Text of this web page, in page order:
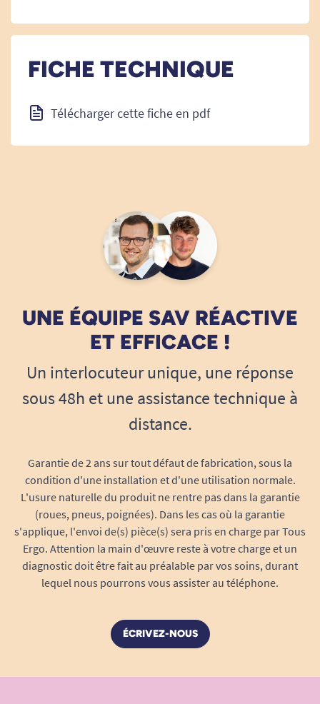
FICHE TECHNIQUE
Télécharger cette fiche en pdf
UNE ÉQUIPE SAV RÉACTIVE
ET EFFICACE !
Un interlocuteur unique, une réponse
sous 48h et une assistance technique à
distance.
Garantie de 2 ans sur tout défaut de fabrication, sous la
condition d'une installation et d'une utilisation normale.
L'usure naturelle du produit ne rentre pas dans la garantie
(roues, pneus, poignées). Dans les cas où la garantie
s'applique, l'envoi de(s) pièce(s) sera pris en charge par Tous
Ergo. Attention la main d'œuvre reste à votre charge et un
diagnostic doit être fait au préalable par vos soins, durant
lequel nous pourrons vous assister au téléphone.
ÉCRIVEZ-NOUS